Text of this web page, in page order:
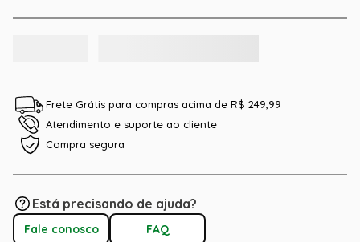
Frete Grátis para compras acima de R$ 249,99
Atendimento e suporte ao cliente
Compra segura
Está precisando de ajuda?
Fale conosco FAQ